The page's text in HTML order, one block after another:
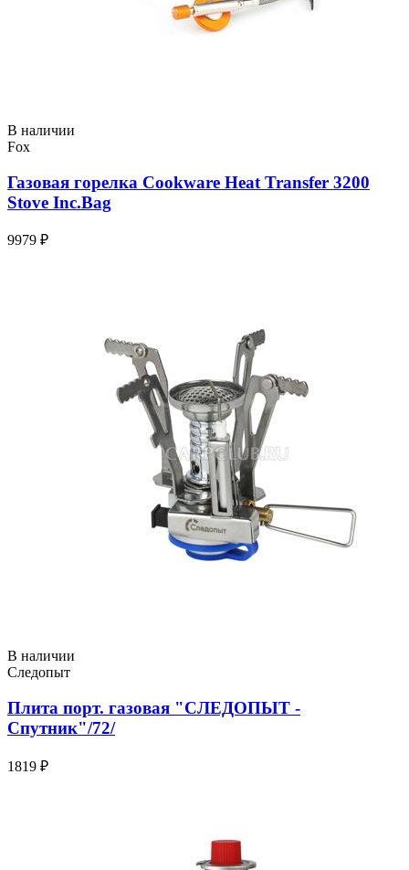
В наличии
Fox
Газовая горелка Cookware Heat Transfer 3200
Stove Inc.Bag
9979 ₽
В наличии
Следопыт
Плита порт. газовая "СЛЕДОПЫТ -
Спутник"/72/
1819 ₽